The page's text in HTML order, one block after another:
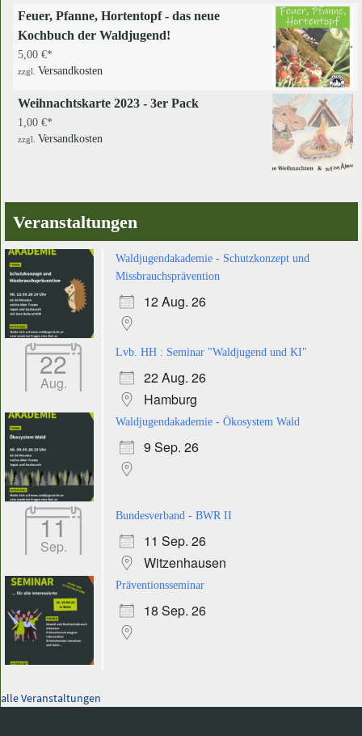
Feuer, Pfanne, Hortentopf - das neue
Kochbuch der Waldjugend!
5,00 €
zzgl. Versandkosten
Weihnachtskarte 2023 - 3er Pack
1,00 €
zzgl. Versandkosten
Veranstaltungen
Waldjugendakademie - Schutzkonzept und
Missbrauchsprävention
12 Aug. 26
22
Aug.
Lvb. HH : Seminar "Waldjugend und KI"
22 Aug. 26
Hamburg
Waldjugendakademie - Ökosystem Wald
9 Sep. 26
11
Sep.
Bundesverband - BWR II
11 Sep. 26
Witzenhausen
Präventionsseminar
18 Sep. 26
alle Veranstaltungen